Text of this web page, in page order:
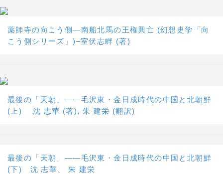
薬師寺の向こう側―南船北馬の王権興亡 (幻想史学「向
こう側シリーズ」)–室伏志畔 (著)
最後の「天朝」――毛沢東・金日成時代の中国と北朝鮮
(上) 沈 志華 (著), 朱 建栄 (翻訳)
最後の「天朝」――毛沢東・金日成時代の中国と北朝鮮
(下) 沈 志華、 朱 建栄